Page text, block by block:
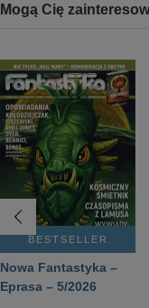
Mogą Cię
BESTSELLER
Nowa Fantastyka –
Eprasa – 5/2026